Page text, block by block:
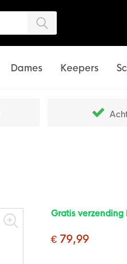
Dames Keepers
Gratis verzending
€ 79,99